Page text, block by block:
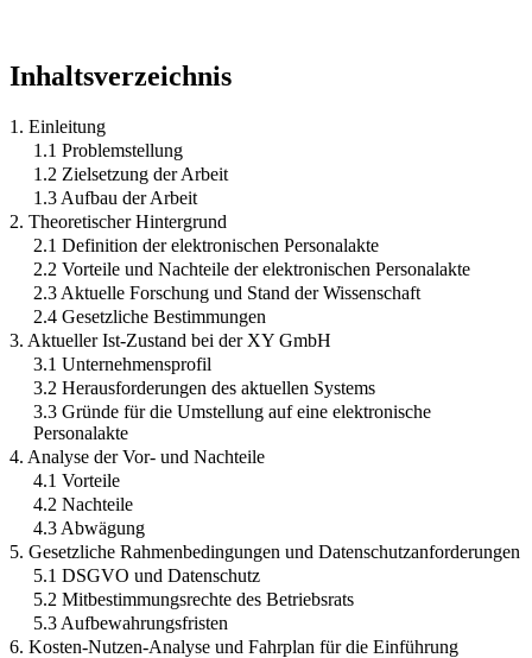
Inhaltsverzeichnis
1. Einleitung
1.1 Problemstellung
1.2 Zielsetzung der Arbeit
1.3 Aufbau der Arbeit
2. Theoretischer Hintergrund
2.1 Definition der elektronischen Personalakte
2.2 Vorteile und Nachteile der elektronischen Personalakte
2.3 Aktuelle Forschung und Stand der Wissenschaft
2.4 Gesetzliche Bestimmungen
3. Aktueller Ist-Zustand bei der XY GmbH
3.1 Unternehmensprofil
3.2 Herausforderungen des aktuellen Systems
3.3 Gründe für die Umstellung auf eine elektronische
Personalakte
4. Analyse der Vor- und Nachteile
4.1 Vorteile
4.2 Nachteile
4.3 Abwägung
5. Gesetzliche Rahmenbedingungen und Datenschutzanforderungen
5.1 DSGVO und Datenschutz
5.2 Mitbestimmungsrechte des Betriebsrats
5.3 Aufbewahrungsfristen
6. Kosten-Nutzen-Analyse und Fahrplan für die Einführung